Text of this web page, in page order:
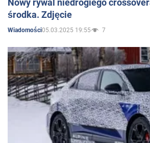
Nowy rywal niedrogiego
środka. Zdjęcie
Wiadomości05.03.2025 19:55 7